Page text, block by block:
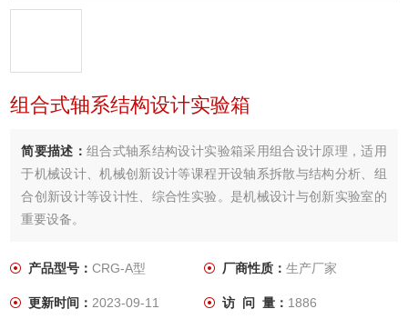
组合式轴系结构设计实验箱
简要描述： 组合式轴系结构设计实验箱采用组合设计原理，适用
于机械设计、机械创新设计等课程开设轴系拆散与结构分析、组
合创新设计等设计性、综合性实验。是机械设计与创新实验室的
重要设备。
产品型号：CRG-A型 厂商性质： 生产厂家
更新时间：2023-09-11 访 问 量： 1886